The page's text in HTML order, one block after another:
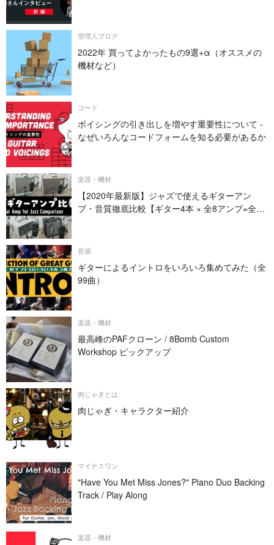
管理人ブログ
2022年 買ってよかったもの9選+α（オススメの
機材など）
コード
ボイシングの引き出しを増やす重要性について -
なぜいろんなコードフォームを知る必要があるか
楽器・機材
【2020年最新版】ジャズで使えるギターアン
プ・音質徹底比較【ギター4本 × 全8アンプ=全32
音源
ギターによるイントロをいろいろ集めてみた（全
99曲）
楽器・機材
最高峰のPAFクローン / 8Bomb Custom
Workshop ピックアップ
肉じゃぎとは
肉じゃぎ・キャラクター紹介
マイナスワン
"Have You Met Miss Jones?" Piano Duo Backing
Track / Play Along
楽器・機材